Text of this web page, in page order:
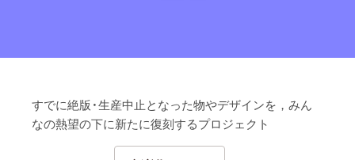
すでに絶版・生産中止となった物やデザインを，みん
なの熱望の下に新たに復刻するプロジェクト